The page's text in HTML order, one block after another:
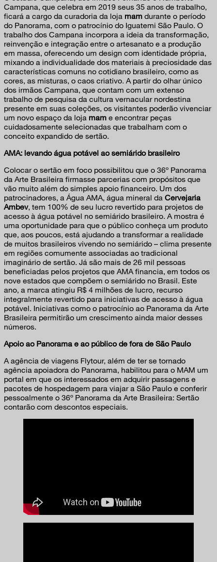
Campana, que celebra em 2019 seus 35 anos de trabalho,
ficará a cargo da curadoria da loja mam durante o período
do Panorama, com o patrocínio do Iguatemi São Paulo. O
trabalho dos Campana incorpora a ideia da transformação,
reinvenção e integração entre o artesanato e a produção
em massa, oferecendo um design com identidade própria,
mixando a individualidade dos materiais à preciosidade das
características comuns no cotidiano brasileiro, como as
cores, as misturas, o caos criativo. A partir do olhar único
dos irmãos Campana, que contam com um extenso
trabalho de pesquisa da cultura vernacular nordestina
presente em suas coleções, os visitantes poderão vivenciar
um novo espaço da loja mam e encontrar peças
cuidadosamente selecionadas que trabalham com o
conceito expandido de sertão.
AMA: levando água potável ao semiárido brasileiro
Colocar o sertão em foco possibilitou que o 36º Panorama
da Arte Brasileira firmasse parcerias com propósitos que
vão muito além do simples apoio financeiro. Um dos
patrocinadores, a Água AMA, água mineral da Cervejaria
Ambev, tem 100% de seu lucro revertido para projetos de
acesso à água potável no semiárido brasileiro. A mostra é
uma oportunidade para que o público conheça um produto
que, aos poucos, está ajudando a transformar a realidade
de muitos brasileiros vivendo no semiárido – clima presente
em regiões comumente associadas ao tradicional
imaginário de sertão. Já são mais de 26 mil pessoas
beneficiadas pelos projetos que AMA financia, em todos os
nove estados que compõem o semiárido no Brasil. Este
ano, a marca atingiu R$ 4 milhões de lucro, recurso
integralmente revertido para iniciativas de acesso à água
potável. Iniciativas como o patrocínio ao Panorama da Arte
Brasileira permitirão um crescimento ainda maior desses
números.
Apoio ao Panorama e ao público de fora de São Paulo
A agência de viagens Flytour, além de ter se tornado
agência apoiadora do Panorama, habilitou para o MAM um
portal em que os interessados em adquirir passagens e
pacotes de hospedagem para viajar a São Paulo e conferir
pessoalmente o 36º Panorama da Arte Brasileira: Sertão
contarão com descontos especiais.